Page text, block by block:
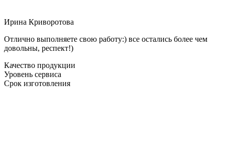
Ирина Криворотова
Отлично выполняете свою работу:) все остались более чем
довольны, респект!)
Качество продукции
Уровень сервиса
Срок изготовления